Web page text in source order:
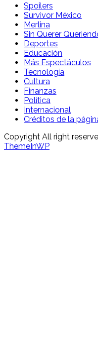
Spoilers
Survivor México
Merlina
Sin Querer
Deportes
Educación
Más Espectáculos
Tecnología
Cultura
Finanzas
Política
Internacional
Créditos de la
Copyright All right
ThemeInWP